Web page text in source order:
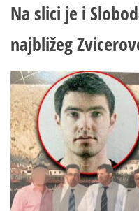
Na slici je i
najbližeg